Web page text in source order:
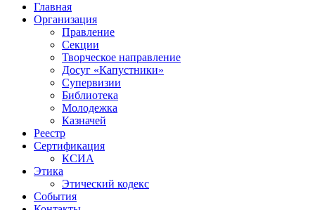
Главная
Организация
Правление
Секции
Творческое направление
Досуг «Капустники»
Супервизии
Библиотека
Молодежка
Казначей
Реестр
Сертификация
КСИА
Этика
Этический кодекс
События